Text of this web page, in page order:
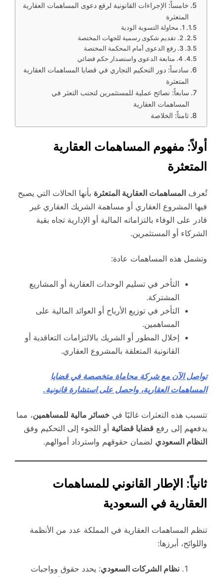
خامساً: الإجراءات القانونية لرفع دعوى المساهمات العقارية
المتعثرة
1. محاولة التسوية الودية
2. تقديم شكوى رسمية للجهات المختصة
3. رفع الدعوى أمام المحكمة المختصة
4. متابعة الدعوى واستصدار حكم قضائي
سادساً: دور التحكيم التجاري في قضايا المساهمات العقارية
المتعثرة
سابعاً: نصائح عملية للمستثمرين لتجنب التعثر في
المساهمات العقارية
ثامناً: الخلاصة
أولاً: مفهوم المساهمات العقارية
المتعثرة
تُعرف المساهمات العقارية المتعثرة بأنها الحالات التي يصبح
فيها المشروع العقاري أو مساهمة الشريك العقاري غير
قادر على الوفاء بالتزاماته المالية أو الإدارية تجاه بقية
الشركاء أو المستثمرين.
وتشمل هذه المساهمات عادة:
التأخر في تسليم الوحدات العقارية أو المشاريع
المشتركة.
التأخر في توزيع الأرباح أو العوائد المالية على
المساهمين.
إخلال المطور أو الشريك بالالتزامات التعاقدية أو
القانونية المتعلقة بالمشروع العقاري.
تواصل الآن مع شركة محاماة متخصصة في قضايا
المساهمات العقارية، واحصل على استشارة قانونية.
تتسبب هذه التعثرات غالبًا في خسائر مالية للمساهمين، مما
يدفعهم إلى رفع قضايا قضائية أو اللجوء إلى التحكيم وفق
النظام السعودي لضمان حقوقهم واسترداد أموالهم.
ثانياً: الإطار القانوني للمساهمات
العقارية في السعودية
تنظم المساهمات العقارية في المملكة عدد من الأنظمة
واللوائح، أبرزها:
نظام الشركات السعودي: يحدد حقوق وواجبات